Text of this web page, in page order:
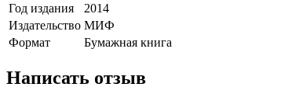
Год издания
2014
Издательство МИФ
Формат
Бумажная книга
Написать отзыв